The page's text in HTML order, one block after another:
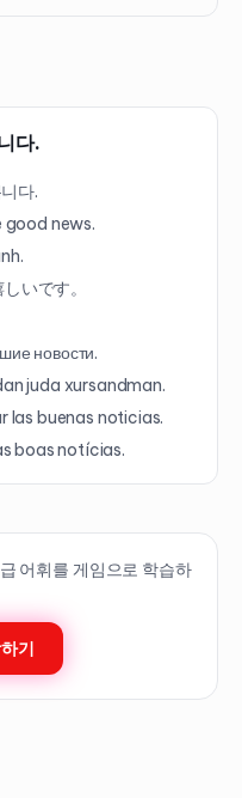
다.
다.
good news.
いです。
новости.
juda xursandman.
las buenas noticias.
boas notícias.
급 어휘를 게임으로 학습하
기